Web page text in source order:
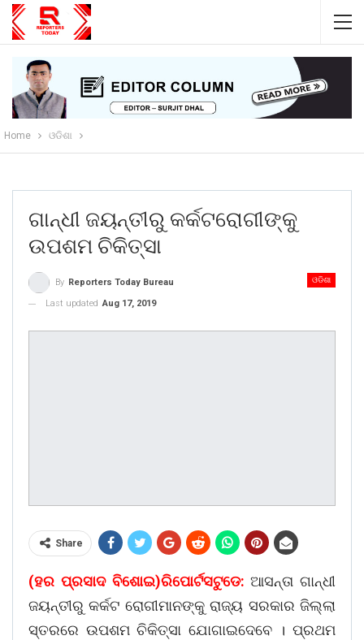
Home ଓଡିଶା
ଗାନ୍ଧୀ ଜୟନ୍ତୀରୁ କର୍କଟରୋଗୀଙ୍କୁ
ଉପଶମ ଚିକିତ୍ସା
ଓଡିଶା
By Reporters Today Bureau
Last updated Aug 17, 2019
Share
(ହର ପ୍ରସାଦ ବିଶୋଇ)ରିପୋର୍ଟସଟୁଡେ: ଆସନ୍ତା ଗାନ୍ଧୀ
ଜୟନ୍ତୀରୁ କର୍କଟ ରୋଗୀମାନଙ୍କୁ ରାଜ୍ୟ ସରକାର ଜିଲ୍ଲା
ସ୍ତରରେ ଉପଶମ ଚିକିତ୍ସା ଯୋଗାଇଦେବେ । ପ୍ରଥମ